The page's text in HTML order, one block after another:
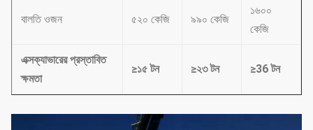
বালতি ওজন ৫২০ কেজি ৯৯০ কেজি
১৬০০
কেজি
এক্সক্যাভারের প্রস্তাবিত
ক্ষমতা
≥১৫ টন ≥২৩ টন ≥36 টন